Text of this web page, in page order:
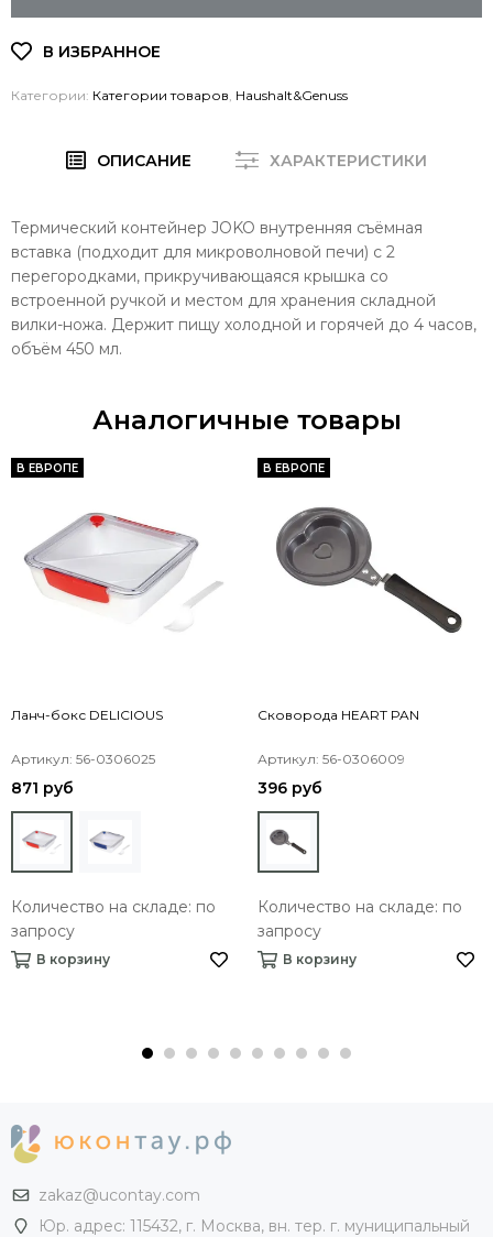
Категории: Категории товаров Haushalt&Genuss
ОПИСАНИЕ ХАРАКТЕРИСТИКИ
Термический контейнер JOKO внутренняя съёмная
вставка (подходит для микроволновой печи) с 2
перегородками, прикручивающаяся крышка со
встроенной ручкой и местом для хранения складной
вилки-ножа. Держит пищу холодной и горячей до 4 часов,
объём 450 мл.
Аналогичные товары
В ЕВРОПЕ
Ланч-бокс DELICIOUS
Артикул: 56-0306025
871 руб
Количество на складе: по
запросу
В корзину
В ЕВРОПЕ
Cковорода HEART PAN
Артикул: 56-0306009
396 руб
Количество на складе: по
запросу
В корзину
zakaz@ucontay.com
Юр. адрес: 115432, г. Москва, вн. тер. г. муниципальный